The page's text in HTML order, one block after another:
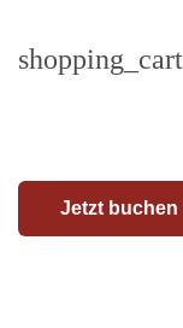
shopping_cart
Jetzt buchen